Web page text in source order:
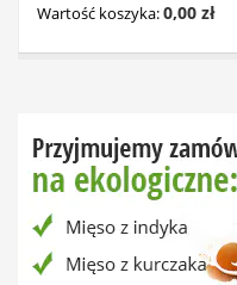
Wartość koszyka:0,00 zł